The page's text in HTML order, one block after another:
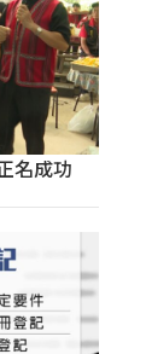
名成功